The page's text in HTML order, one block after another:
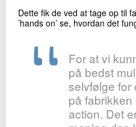
Dette fik de ved at tage op til
’hands on’ se, hvordan det
For at vi
på bedst
selvfølge for
på
action. Det